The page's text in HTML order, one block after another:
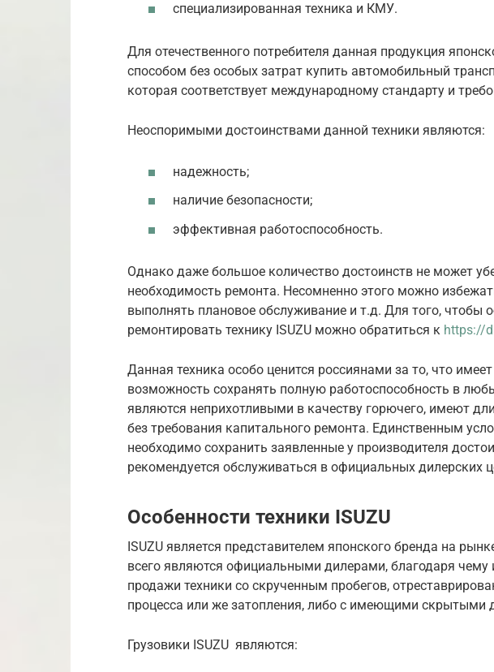
специализированная техника и КМУ.
Для отечественного потребителя данная продукция
способом без особых затрат купить автомобильный
которая соответствует международному стандарту и
Неоспоримыми достоинствами данной техники являются:
надежность;
наличие безопасности;
эффективная работоспособность.
Однако даже большое количество достоинств не может
необходимость ремонта. Несомненно этого можно
выполнять плановое обслуживание и т.д. Для того, чтобы
ремонтировать технику ISUZU можно обратиться к https://
Данная техника особо ценится россиянами за то, что
возможность сохранять полную работоспособность в
являются неприхотливыми в качеству горючего, имеют
без требования капитального ремонта. Единственным
необходимо сохранить заявленные у производителя
рекомендуется обслуживаться в официальных дилерских
Особенности техники ISUZU
ISUZU является представителем японского бренда на
всего являются официальными дилерами, благодаря чему
продажи техники со скрученным пробегов,
процесса или же затопления, либо с имеющими скрытыми
Грузовики ISUZU являются: